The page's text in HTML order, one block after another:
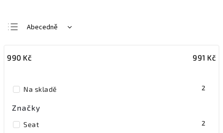
Abecedně
Nejdražší
990 Kč 991 Kč
Na skladě 2
Značky
Seat 2